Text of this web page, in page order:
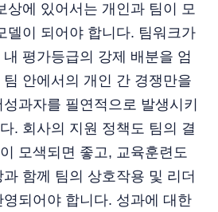
상에 있어서는 개인과 팀이 모
델이 되어야 합니다. 팀워크가
평가등급의 강제 배분을 엄
안에서의 개인 간 경쟁만을
과자를 필연적으로 발생시키
. 회사의 지원 정책도 팀의 결
모색되면 좋고, 교육훈련도
함께 팀의 상호작용 및 리더
되어야 합니다. 성과에 대한